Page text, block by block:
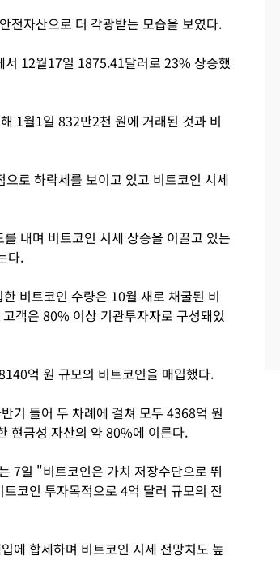
전자산으로 더 각광받는 모습을 보였다.
12월17일 1875.41달러로 23% 상승했
1월1일 832만2천 원에 거래된 것과 비
로 하락세를 보이고 있고 비트코인 시세
내며 비트코인 시세 상승을 이끌고 있는
다.
비트코인 수량은 10월 새로 채굴된 비
객은 80% 이상 기관투자자로 구성돼있
억 원 규모의 비트코인을 매입했다.
기 들어 두 차례에 걸쳐 모두 4368억 원
현금성 자산의 약 80%에 이른다.
7일 "비트코인은 가치 저장수단으로 뛰
코인 투자목적으로 4억 달러 규모의 전
에 합세하며 비트코인 시세 전망치도 높